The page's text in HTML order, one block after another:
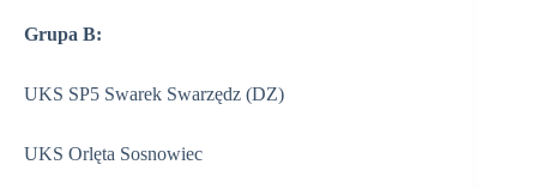
Grupa B:
UKS SP5 Swarek Swarzędz (DZ)
UKS Orlęta Sosnowiec